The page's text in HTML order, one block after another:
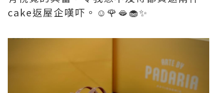
cake返屋企嘆吓。☺️🌹🫦🧁✨